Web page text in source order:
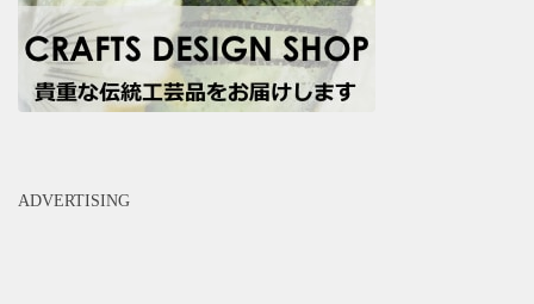
ADVERTISING